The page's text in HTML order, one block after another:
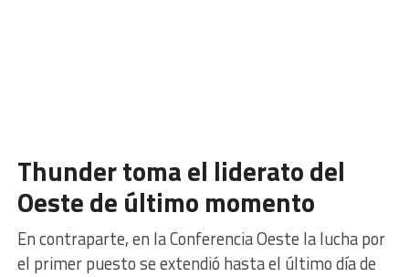
Thunder toma el liderato del
Oeste de último momento
En contraparte, en la Conferencia Oeste la lucha por
el primer puesto se extendió hasta el último día de